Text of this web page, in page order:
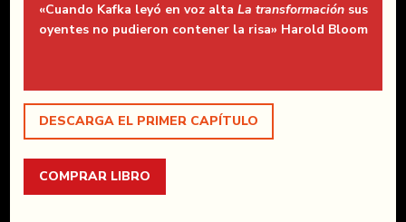
«Cuando Kafka leyó en voz alta La transformaciónsus
oyentes no pudieron contener la risa» Harold Bloom
DESCARGA EL PRIMER CAPÍTULO
COMPRAR LIBRO